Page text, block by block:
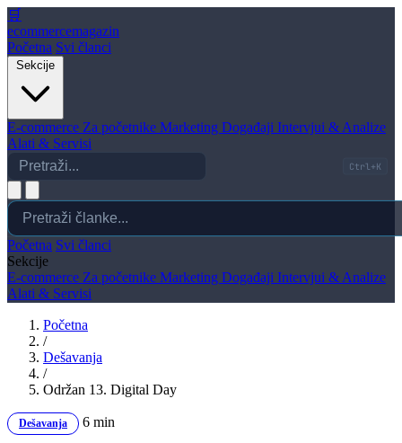
🛒
ecommercemagazin
Početna Svi članci
Sekcije
E-commerce Za početnike Marketing Događaji Intervjui & Analize
Alati & Servisi
Ctrl+K
Početna Svi članci
Sekcije
E-commerce Za početnike Marketing Događaji Intervjui & Analize
Alati & Servisi
Početna
/
Dešavanja
/
Održan 13. Digital Day
Dešavanja 6 min